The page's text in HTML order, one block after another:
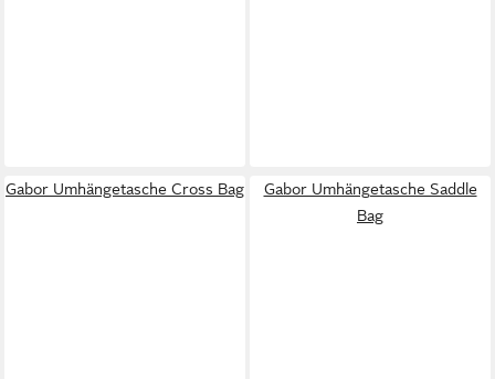
Gabor Umhängetasche Cross Bag
Gabor Umhängetasche Saddle
Bag